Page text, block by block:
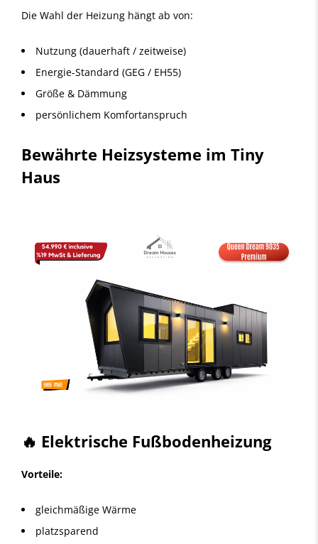
Die Wahl der Heizung hängt ab von:
Nutzung (dauerhaft / zeitweise)
Energie-Standard (GEG / EH55)
Größe & Dämmung
persönlichem Komfortanspruch
Bewährte Heizsysteme im Tiny
Haus
🔥 Elektrische Fußbodenheizung
Vorteile:
gleichmäßige Wärme
platzsparend